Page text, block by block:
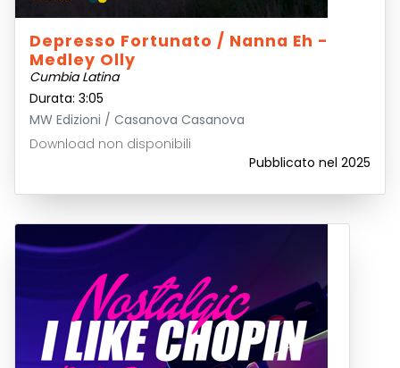
Depresso Fortunato / Nanna Eh -
Medley Olly
Cumbia Latina
Durata: 3:05
MW Edizioni / Casanova Casanova
Download non disponibili
Pubblicato nel 2025